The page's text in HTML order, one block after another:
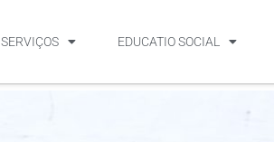
SERVIÇOS EDUCATIO SOCIAL